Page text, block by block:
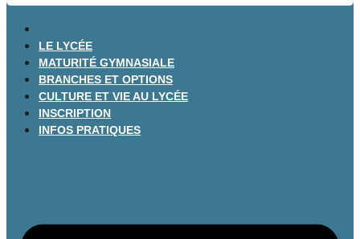
LE LYCÉE
MATURITÉ GYMNASIALE
BRANCHES ET OPTIONS
CULTURE ET VIE AU LYCÉE
INSCRIPTION
INFOS PRATIQUES